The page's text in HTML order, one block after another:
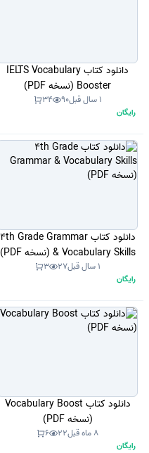
دانلود کتاب IELTS Vocabulary
Booster (نسخه PDF)
1 سال قبل 90
34
رایگان
دانلود کتاب 4th Grade Grammar
& Vocabulary Skills (نسخه PDF)
1 سال قبل 27
3
رایگان
دانلود کتاب Vocabulary Boost
(نسخه PDF)
8 ماه قبل 22
6
رایگان